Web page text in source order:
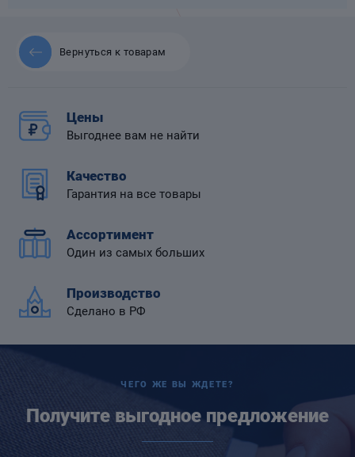
Вернуться к товарам
Цены
Выгоднее вам не найти
Качество
Гарантия на все товары
Ассортимент
Один из самых больших
Производство
Сделано в РФ
ЧЕГО ЖЕ ВЫ ЖДЕТЕ?
Получите выгодное предложение
Компенсаторы